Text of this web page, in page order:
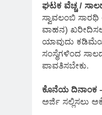
ಘಟಕ ವೆಚ್ಚ /
ಸ್ವಾವಲಂಬಿ ಸಾರಥಿ
ವಾಹನ)
ಯಾವುದು
ಸಂಸ್ಥೆಗಳಿಂದ
ಪಾವತಿಸಬೇಕು.
ಕೊನೆಯ ದಿನಾಂಕ
ಅರ್ಜಿ ಸಲ್ಲಿಸಲು